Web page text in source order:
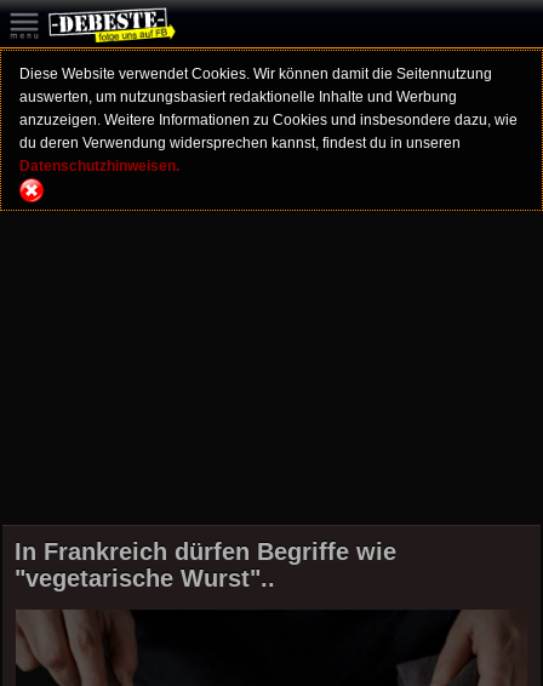
Diese Website verwendet Cookies. Wir können damit die Seitennutzung
auswerten, um nutzungsbasiert redaktionelle Inhalte und Werbung
anzuzeigen. Weitere Informationen zu Cookies und insbesondere dazu, wie
du deren Verwendung widersprechen kannst, findest du in unseren
Datenschutzhinweisen.
In Frankreich dürfen Begriffe wie
"vegetarische Wurst"..